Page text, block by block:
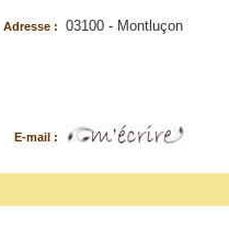
Adresse : 03100 - Montluçon
E-mail :